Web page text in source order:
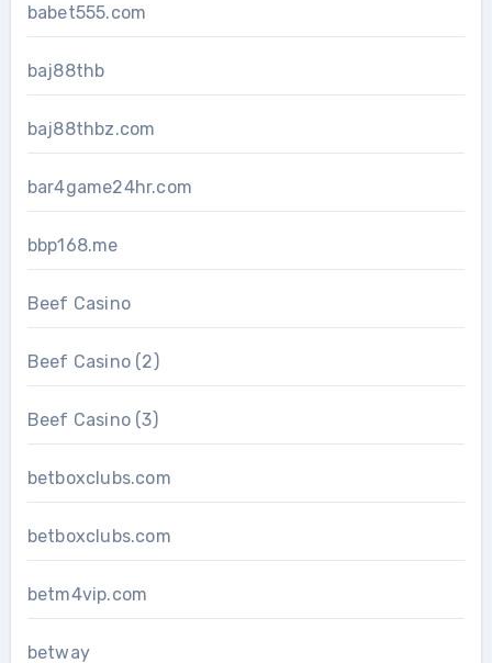
babet555.com
baj88thb
baj88thbz.com
bar4game24hr.com
bbp168.me
Beef Casino
Beef Casino (2)
Beef Casino (3)
betboxclubs.com
betboxclubs.com
betm4vip.com
betway